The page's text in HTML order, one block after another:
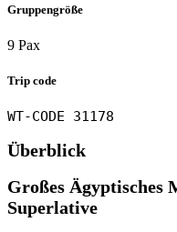
Gruppengröße
9 Pax
Trip code
WT-CODE 31178
Überblick
Großes Ägyptisches
Superlative